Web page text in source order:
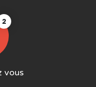
2
vous